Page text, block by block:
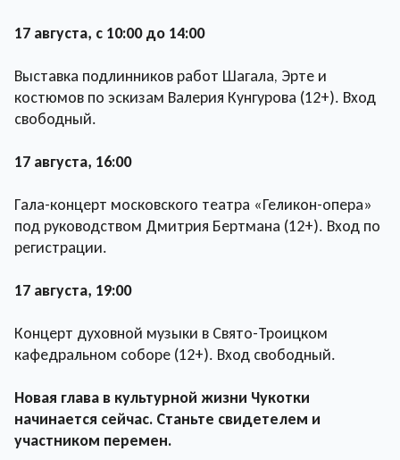
17 августа, с 10:00 до 14:00
Выставка подлинников работ Шагала, Эрте и
костюмов по эскизам Валерия Кунгурова (12+). Вход
свободный.
17 августа, 16:00
Гала-концерт московского театра «Геликон-опера»
под руководством Дмитрия Бертмана (12+). Вход по
регистрации.
17 августа, 19:00
Концерт духовной музыки в Свято-Троицком
кафедральном соборе (12+). Вход свободный.
Новая глава в культурной жизни Чукотки
начинается сейчас. Станьте свидетелем и
участником перемен.